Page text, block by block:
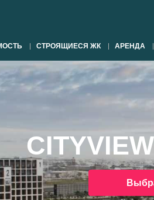
СТРОЯЩИЕСЯ ЖК АРЕНДА